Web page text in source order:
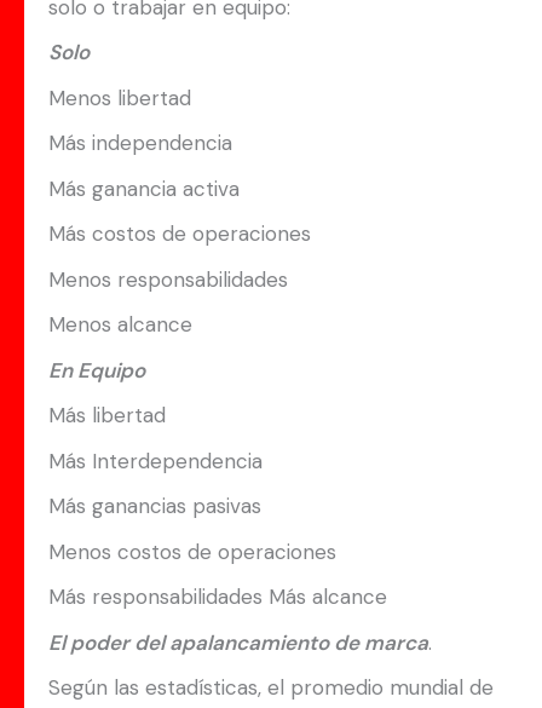
solo o trabajar en equipo:
Solo
Menos libertad
Más independencia
Más ganancia activa
Más costos de operaciones
Menos responsabilidades
Menos alcance
En Equipo
Más libertad
Más Interdependencia
Más ganancias pasivas
Menos costos de operaciones
Más responsabilidades Más alcance
El poder del apalancamiento de marca.
Según las estadísticas, el promedio mundial de